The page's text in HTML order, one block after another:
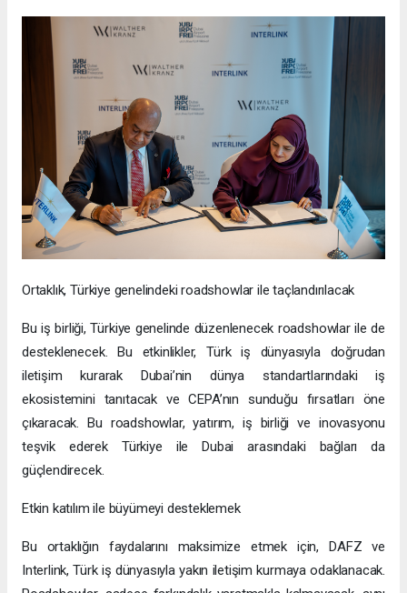
Ortaklık, Türkiye genelindeki roadshowlar ile taçlandırılacak
Bu iş birliği, Türkiye genelinde düzenlenecek roadshowlar ile de
desteklenecek. Bu etkinlikler, Türk iş dünyasıyla doğrudan
iletişim kurarak Dubai’nin dünya standartlarındaki iş
ekosistemini tanıtacak ve CEPA’nın sunduğu fırsatları öne
çıkaracak. Bu roadshowlar, yatırım, iş birliği ve inovasyonu
teşvik ederek Türkiye ile Dubai arasındaki bağları da
güçlendirecek.
Etkin katılım ile büyümeyi desteklemek
Bu ortaklığın faydalarını maksimize etmek için, DAFZ ve
Interlink, Türk iş dünyasıyla yakın iletişim kurmaya odaklanacak.